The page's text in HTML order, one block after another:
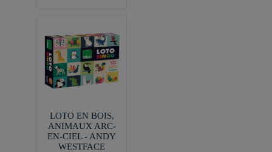
LOTO EN BOIS,
ANIMAUX ARC-
EN-CIEL - ANDY
WESTFACE